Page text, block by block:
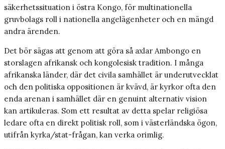
säkerhetssituation i östra Kongo, för multinationella
gruvbolags roll i nationella angelägenheter och en mängd
andra ärenden.
Det bör sägas att genom att göra så axlar Ambongo en
storslagen afrikansk och kongolesisk tradition. I många
afrikanska länder, där det civila samhället är underutvecklat
och den politiska oppositionen är kvävd, är kyrkor ofta den
enda arenan i samhället där en genuint alternativ vision
kan artikuleras. Som ett resultat av detta spelar religiösa
ledare ofta en direkt politisk roll, som i västerländska ögon,
utifrån kyrka/stat-frågan, kan verka orimlig.